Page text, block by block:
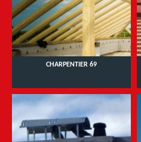
CHARPENTIER 69